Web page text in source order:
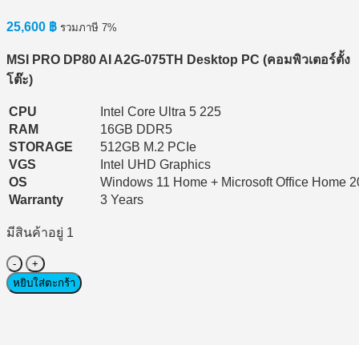
25,600 ฿ รวมภาษี 7%
MSI PRO DP80 AI A2G-075TH Desktop PC (คอมพิวเตอร์ตั้ง
โต๊ะ)
CPU
Intel Core Ultra 5 225
RAM
16GB DDR5
STORAGE
512GB M.2 PCIe
VGS
Intel UHD Graphics
OS
Windows 11 Home + Microsoft Office Home
Warranty
3 Years
มีสินค้าอยู่ 1
จำนวน
Desktop
PC
หยิบใส่ตะกร้า